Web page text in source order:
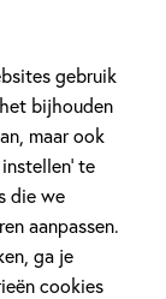
gebruik
bijhouden
maar ook
te
die we
aanpassen.
ga je
cookies